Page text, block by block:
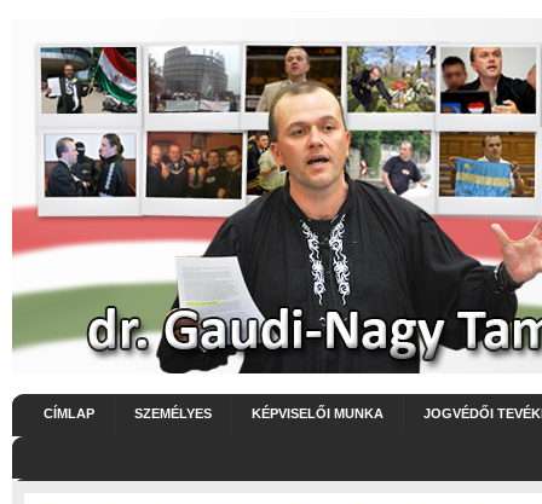
CÍMLAP SZEMÉLYES KÉPVISELŐI MUNKA JOGVÉDŐI